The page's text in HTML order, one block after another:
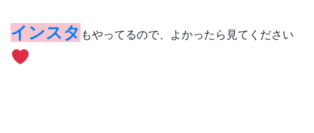
インスタ もやってるので、よかったら見てください